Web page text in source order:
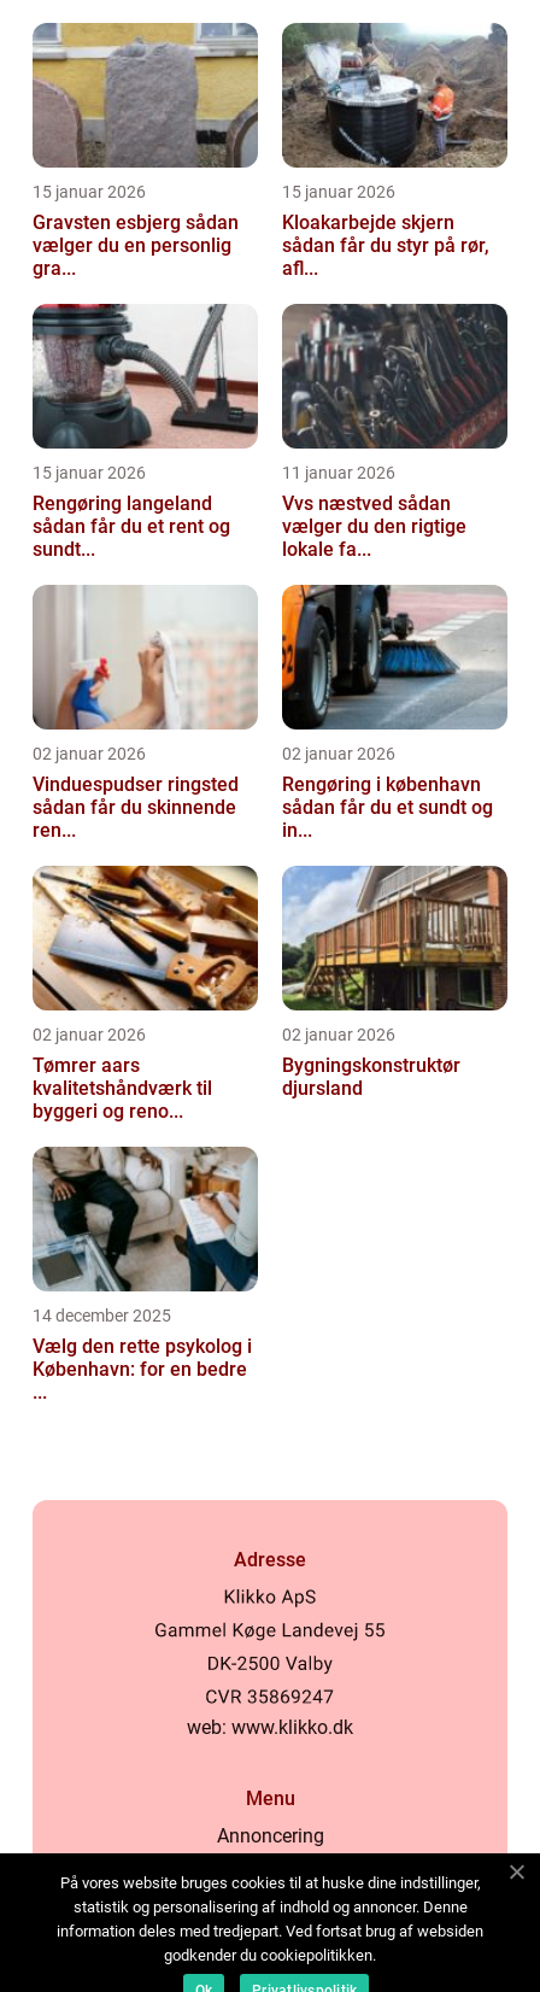
15 januar 2026
Gravsten esbjerg sådan
vælger du en personlig
gra...
15 januar 2026
Kloakarbejde skjern
sådan får du styr på rør,
afl...
15 januar 2026
Rengøring langeland
sådan får du et rent og
sundt...
11 januar 2026
Vvs næstved sådan
vælger du den rigtige
lokale fa...
02 januar 2026
Vinduespudser ringsted
sådan får du skinnende
ren...
02 januar 2026
Rengøring i københavn
sådan får du et sundt og
in...
02 januar 2026
Tømrer aars
kvalitetshåndværk til
byggeri og reno...
02 januar 2026
Bygningskonstruktør
djursland
14 december 2025
Vælg den rette psykolog i
København: for en bedre
...
Adresse
web: www.klikko.dk
Menu
Annoncering
Cookies
Kontakt os
Sitemap
På vores website bruges cookies til at huske dine indstillinger,
statistik og personalisering af indhold og annoncer. Denne
information deles med tredjepart. Ved fortsat brug af websiden
godkender du cookiepolitikken.